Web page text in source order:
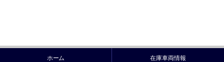
ホーム 在庫車両情報